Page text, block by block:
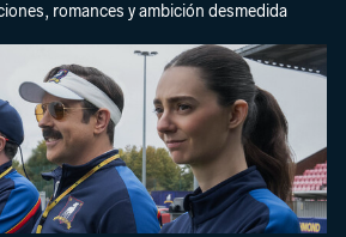
romances y ambición desmedida